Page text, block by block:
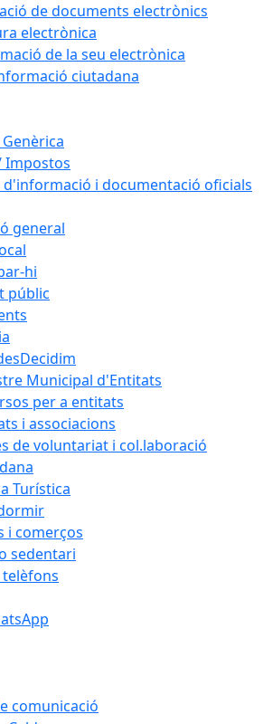
de documents electrònics
electrònica
de la seu electrònica
ciutadana
Impostos
d'informació i documentació oficials
general
hi
públic
Municipal d'Entitats
per a entitats
i associacions
de voluntariat i col.laboració
Turística
i comerços
sedentari
telèfons
comunicació